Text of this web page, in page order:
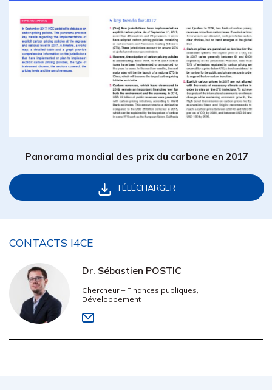
Panorama mondial des prix du carbone en 2017
TÉLÉCHARGER
CONTACTS I4CE
Dr. Sébastien POSTIC
Chercheur – Finances publiques,
Développement